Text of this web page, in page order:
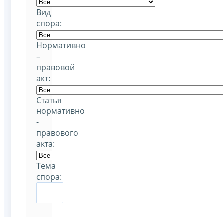
Вид
спора:
Нормативно
–
правовой
акт:
Статья
нормативно
-
правового
акта:
Тема
спора: